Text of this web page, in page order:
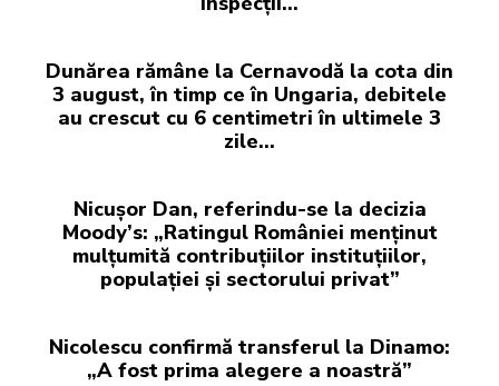
Dunărea rămâne la Cernavodă la cota din
3 august, în timp ce în Ungaria, debitele
au crescut cu 6 centimetri în ultimele 3
zile...
Nicușor Dan, referindu-se la decizia
Moody’s: „Ratingul României menținut
mulțumită contribuțiilor instituțiilor,
populației și sectorului privat”
Nicolescu confirmă transferul la Dinamo:
„A fost prima alegere a noastră”